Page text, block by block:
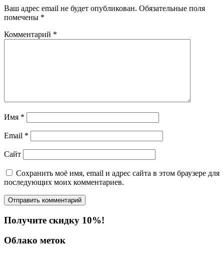
Ваш адрес email не будет опубликован. Обязательные поля
помечены *
Комментарий *
Имя *
Email *
Сайт
Сохранить моё имя, email и адрес сайта в этом браузере для
последующих моих комментариев.
Получите скидку 10%!
Облако меток